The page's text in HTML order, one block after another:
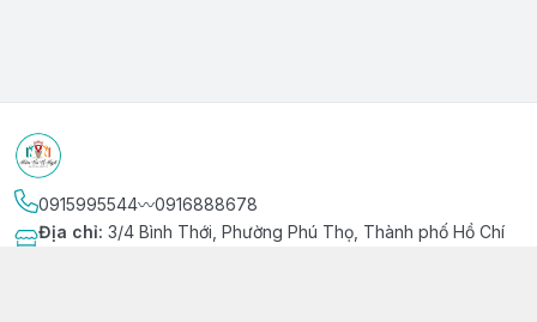
0915995544〰️0916888678
Địa chỉ: 3/4 Bình Thới, Phường Phú Thọ, Thành phố Hồ Chí